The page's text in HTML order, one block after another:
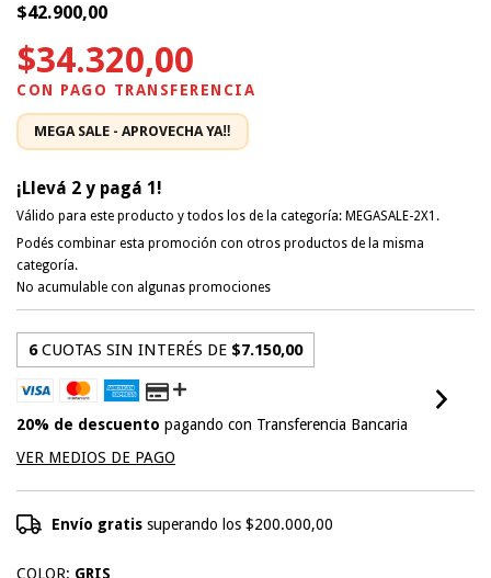
$42.900,00
$34.320,00
¡Llevá 2 y pagá 1!
Válido para este producto y todos los de la categoría: MEGASALE-2X1.
Podés combinar esta promoción con otros productos de la misma
categoría.
No acumulable con algunas promociones
6 CUOTAS SIN INTERÉS DE $7.150,00
20% de descuento pagando con Transferencia Bancaria
VER MEDIOS DE PAGO
Envío gratis superando los$200.000,00
COLOR: GRIS